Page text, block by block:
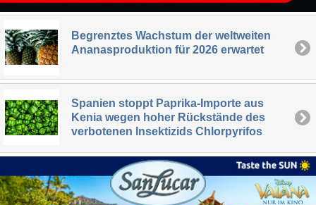
Begrenztes Wachstum der weltweiten
Ananasproduktion für 2026 erwartet
Spanien stoppt Paprika-Importe aus
Kenia wegen hoher Rückstände des
verbotenen Insektizids Chlorpyrifos